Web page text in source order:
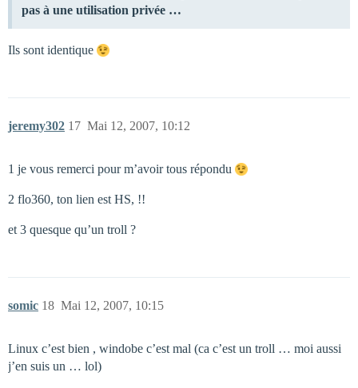
pas à une utilisation privée …
Ils sont identique
jeremy302 Mai 12, 2007, 10:12
17
1 je vous remerci pour m’avoir tous répondu
2 flo360, ton lien est HS, !!
et 3 quesque qu’un troll ?
somic Mai 12, 2007, 10:15
18
Linux c’est bien , windobe c’est mal (ca c’est un troll … moi aussi
j’en suis un … lol)